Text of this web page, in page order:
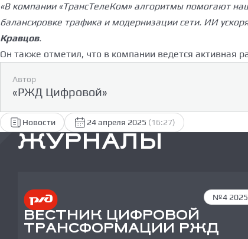
«В компании «ТрансТелеКом» алгоритмы помогают
балансировке трафика и модернизации сети. ИИ
Кравцов.
Он также отметил, что в компании ведется активная
Автор
«РЖД Цифровой»
Новости 24 апреля 2025 (16:27)
ЖУРНАЛЫ
№4 2025
ВЕСТНИК ЦИФРОВОЙ
ТРАНСФОРМАЦИИ РЖД